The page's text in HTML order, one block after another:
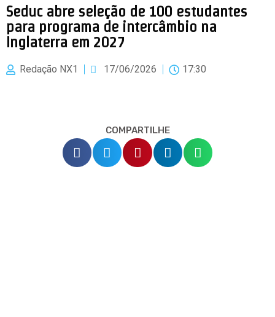
Seduc abre seleção de 100 estudantes
para programa de intercâmbio na
Inglaterra em 2027
Redação NX1 17/06/2026 17:30
COMPARTILHE